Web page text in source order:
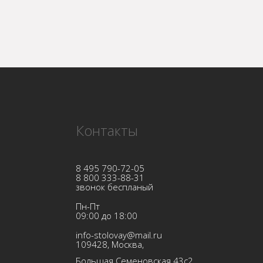
Контакты
8 495 790-72-05
8 800 333-88-31
звонок беспланый
Пн-Пт
09:00 до 18:00
info-stolovay@mail.ru
109428, Москва,
Большая Семеновская 43с2